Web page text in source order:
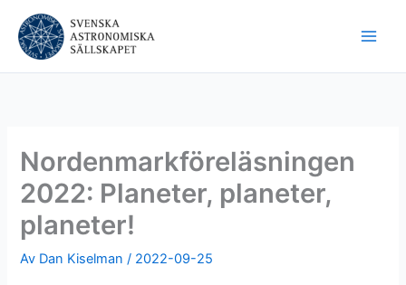
Hoppa
innehåll
Nordenmarkföreläsningen
2022: Planeter, planeter,
planeter!
Av Dan Kiselman/ 2022-09-25